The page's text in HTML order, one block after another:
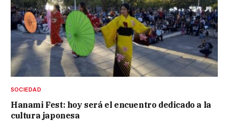
SOCIEDAD
Hanami Fest: hoy será el encuentro dedicado a la
cultura japonesa